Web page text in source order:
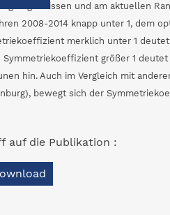
und am aktuellen
2008-2014 knapp unter 1, dem
merklich unter 1
Symmetriekoeffizient größer 1
hin. Auch im Vergleich mit
bewegt sich der
auf die Publikation :